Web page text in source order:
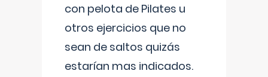
con pelota de Pilates u
otros ejercicios que no
sean de saltos quizás
estarían mas indicados.